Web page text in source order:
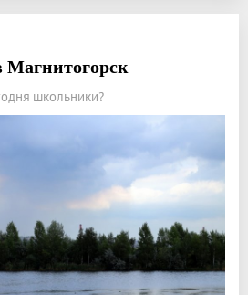
Магнитогорск
школьники?